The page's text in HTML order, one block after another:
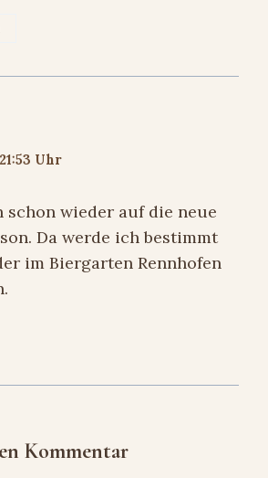
Uhr
schon wieder auf die neue
Da werde ich bestimmt
im Biergarten Rennhofen
Kommentar